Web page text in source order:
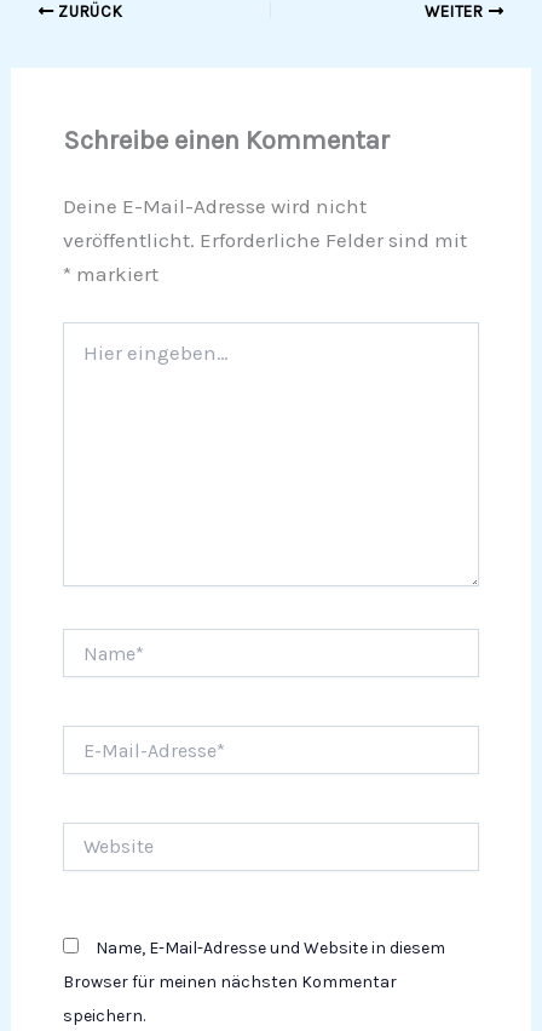
ZURÜCK WEITER
Schreibe einen Kommentar
Deine E-Mail-Adresse wird nicht
veröffentlicht. Erforderliche Felder sind mit
* markiert
eingeben…
Mail-
Name, E-Mail-Adresse und Website in diesem
Browser für meinen nächsten Kommentar
speichern.